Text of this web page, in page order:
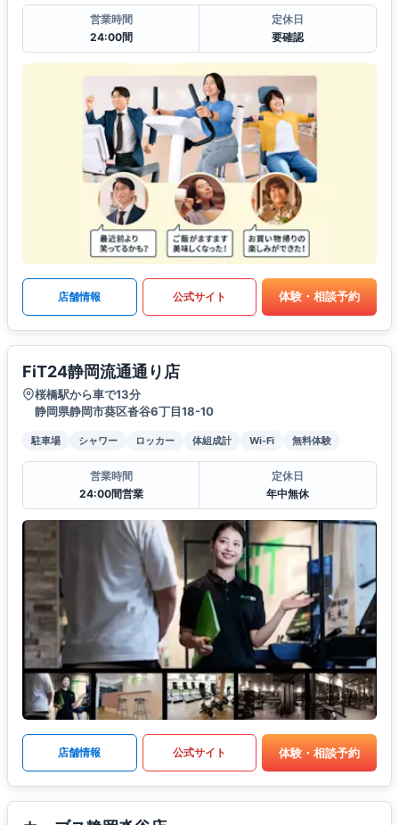
営業時間
24:00間
定休日
要確認
店舗情報 公式サイト 体験・相談予約
FiT24静岡流通通り店
桜橋駅から車で13分
静岡県静岡市葵区沓谷6丁目18-10
駐車場 シャワー ロッカー 体組成計 Wi-Fi 無料体験
営業時間
24:00間営業
定休日
年中無休
店舗情報 公式サイト 体験・相談予約